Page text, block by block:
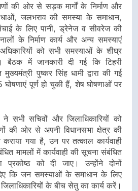
की ओर से सड़क मार्गों के निर्माण और
जलभराव की समस्या के समाधान,
के लिए पानी, ड्रेनेज व सीवरेज की
के निर्माण कार्य और अन्य समस्याएं
को सभी समस्याओं के शीघ्र
बैठक में जानकारी दी गई कि टिहरी
पुष्कर सिंह धामी द्वारा की गई
पूर्ण हो चुकी हैं, शेष घोषणाओं पर
सभी सचिवों और जिलाधिकारियों को
की ओर से अपनी विधानसभा क्षेत्र की
गया है, उन पर तत्काल कार्यवाही
मामलों में कार्यवाही की सूचना संबंधित
प्रकोष्ठ को दी जाए। उन्होंने दोनों
कि जन समस्याओं के समाधान के लिए
के बीच सेतु का कार्य करें।